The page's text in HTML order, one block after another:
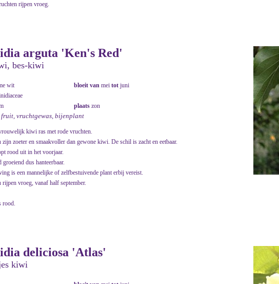
rijpen vroeg.
arguta 'Ken's Red'
bes-kiwi
wit bloeit van mei tot juni
plaats zon
vruchtgewas, bijenplant
kiwi ras met rode vruchten.
zijn zoeter en smaakvoller dan gewone kiwi. De schil is zacht en eetbaar.
rood uit in het voorjaar.
dus hanteerbaar.
is een mannelijke of zelfbestuivende plant erbij vereist.
rijpen vroeg, vanaf half september.
rood.
deliciosa 'Atlas'
kiwi